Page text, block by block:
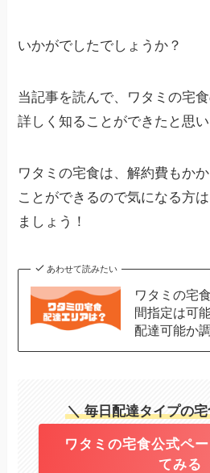
いかがでしたでしょうか？
当記事を読んで、ワタミの宅
詳しく知ることができたと思い
ワタミの宅食は、解約費もか
ことができるので気になる方
ましょう！
あわせて読みたい
ワタミの宅
間指定は可
配達可能か
＼ 毎日配達タイプの
ワタミの宅食公式ペ
てみる